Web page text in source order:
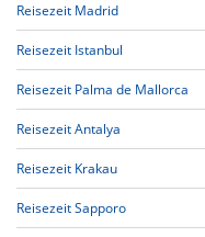
Reisezeit Madrid
Reisezeit Istanbul
Reisezeit Palma de Mallorca
Reisezeit Antalya
Reisezeit Krakau
Reisezeit Sapporo